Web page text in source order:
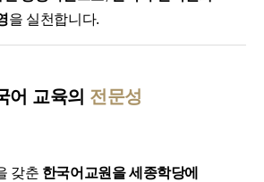
을 실천합니다.
어 교육의 전문성
갖춘 한국어교원을 세종학당에